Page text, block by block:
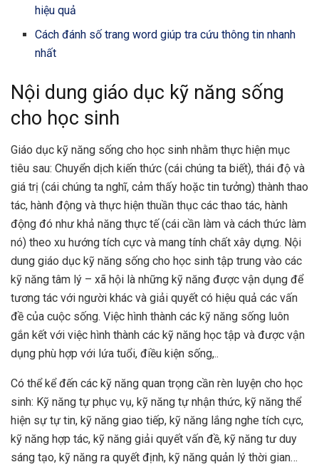
hiệu quả
Cách đánh số trang word giúp tra cứu thông tin nhanh
nhất
Nội dung giáo dục kỹ năng sống
cho học sinh
Giáo dục kỹ năng sống cho học sinh nhằm thực hiện mục
tiêu sau: Chuyển dịch kiến thức (cái chúng ta biết), thái độ và
giá trị (cái chúng ta nghĩ, cảm thấy hoặc tin tưởng) thành thao
tác, hành động và thực hiện thuần thục các thao tác, hành
động đó như khả năng thực tế (cái cần làm và cách thức làm
nó) theo xu hướng tích cực và mang tính chất xây dựng. Nội
dung giáo dục kỹ năng sống cho học sinh tập trung vào các
kỹ năng tâm lý – xã hội là những kỹ năng được vận dụng để
tương tác với người khác và giải quyết có hiệu quả các vấn
đề của cuộc sống. Việc hình thành các kỹ năng sống luôn
gắn kết với việc hình thành các kỹ năng học tập và được vận
dụng phù hợp với lứa tuổi, điều kiện sống,..
Có thể kể đến các kỹ năng quan trọng cần rèn luyện cho học
sinh: Kỹ năng tự phục vụ, kỹ năng tự nhận thức, kỹ năng thể
hiện sự tự tin, kỹ năng giao tiếp, kỹ năng lắng nghe tích cực,
kỹ năng hợp tác, kỹ năng giải quyết vấn đề, kỹ năng tư duy
sáng tạo, kỹ năng ra quyết định, kỹ năng quản lý thời gian…